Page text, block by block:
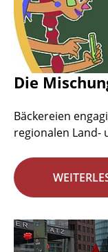
Die
Bäckereien
regionalen Land-